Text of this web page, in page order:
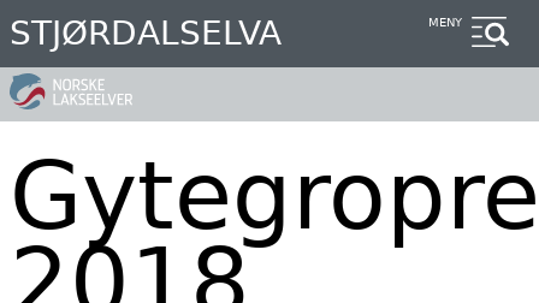
Hopp
til
hovedinnhold
STJØRDALSELVA MENY